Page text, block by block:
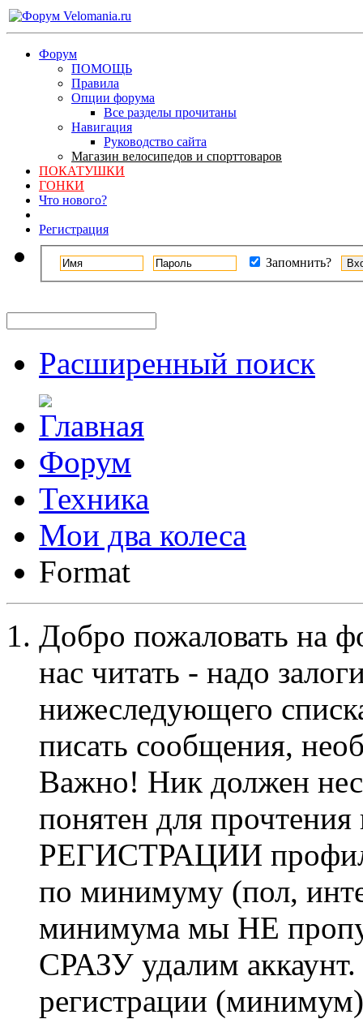
Форум
ПОМОЩЬ
Правила
Опции форума
Все разделы прочитаны
Навигация
Руководство сайта
Магазин велосипедов и спорттоваров
ПОКАТУШКИ
ГОНКИ
Что нового?
Регистрация
Запомнить?
Расширенный поиск
Форум
Техника
Мои два колеса
Format
Добро пожаловать на
нас читать - надо
нижеследующего
писать сообщения,
Важно! Ник должен
понятен для
РЕГИСТРАЦИИ профиль
по минимуму (пол,
минимума мы НЕ
СРАЗУ удалим
регистрации